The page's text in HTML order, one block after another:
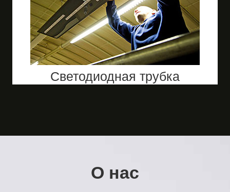
Светодиодная трубка
О нас